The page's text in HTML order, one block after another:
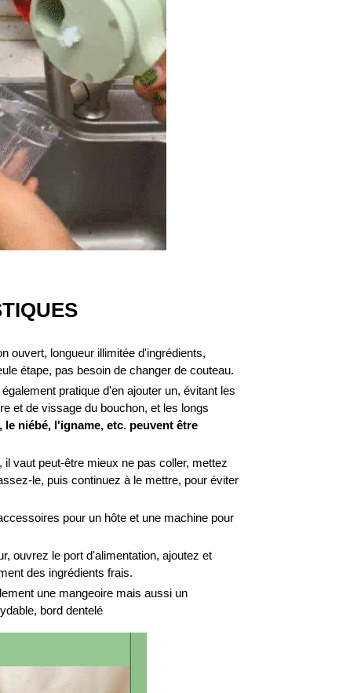
ouvert, longueur illimitée d'ingrédients,
étape, pas besoin de changer de couteau.
pratique d'en ajouter un, évitant les
et de vissage du bouchon, et les longs
le niébé, l'igname, etc. peuvent être
il vaut peut-être mieux ne pas coller, mettez
le, puis continuez à le mettre, pour éviter
pour un hôte et une machine pour
ouvrez le port d'alimentation, ajoutez et
des ingrédients frais.
une mangeoire mais aussi un
bord dentelé